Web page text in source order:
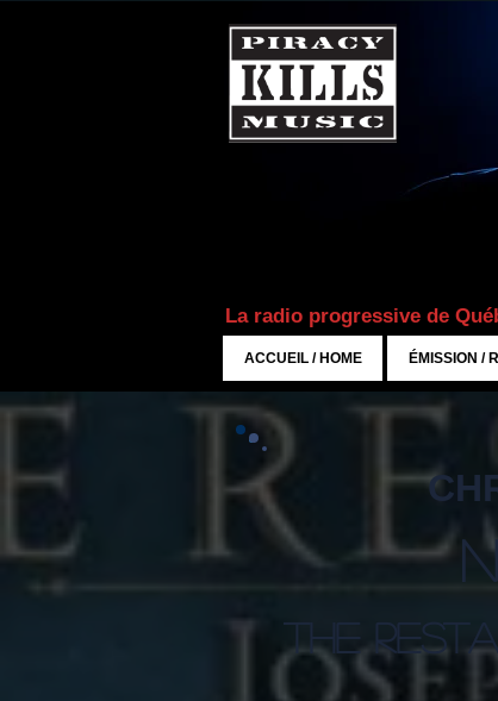
La radio progressive de
ACCUEIL / HOME ÉMISSION /
The